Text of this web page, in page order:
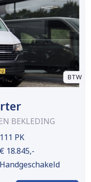
BTW
BEKLEDING
111 PK
€ 18.845,-
Handgeschakeld